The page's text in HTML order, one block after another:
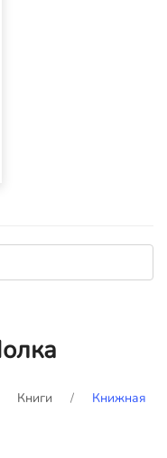
Книги
Книжная